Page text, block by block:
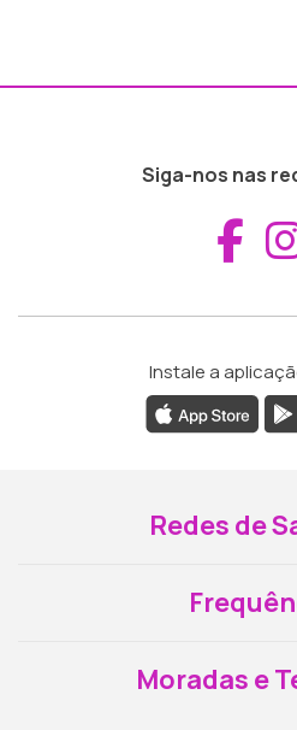
Siga-nos nas
Instale a
Redes de
Moradas e